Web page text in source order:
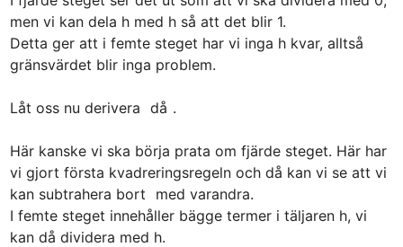
men vi kan dela h med h så att det blir 1.
Detta ger att i femte steget har vi inga h kvar, alltså
gränsvärdet blir inga problem.
Låt oss nu derivera då
Här kanske vi ska börja prata om fjärde steget. Här har
vi gjort första kvadreringsregeln och då kan vi se att vi
kan subtrahera bort
med varandra.
I femte steget innehåller bägge termer i täljaren h, vi
kan då dividera med h.